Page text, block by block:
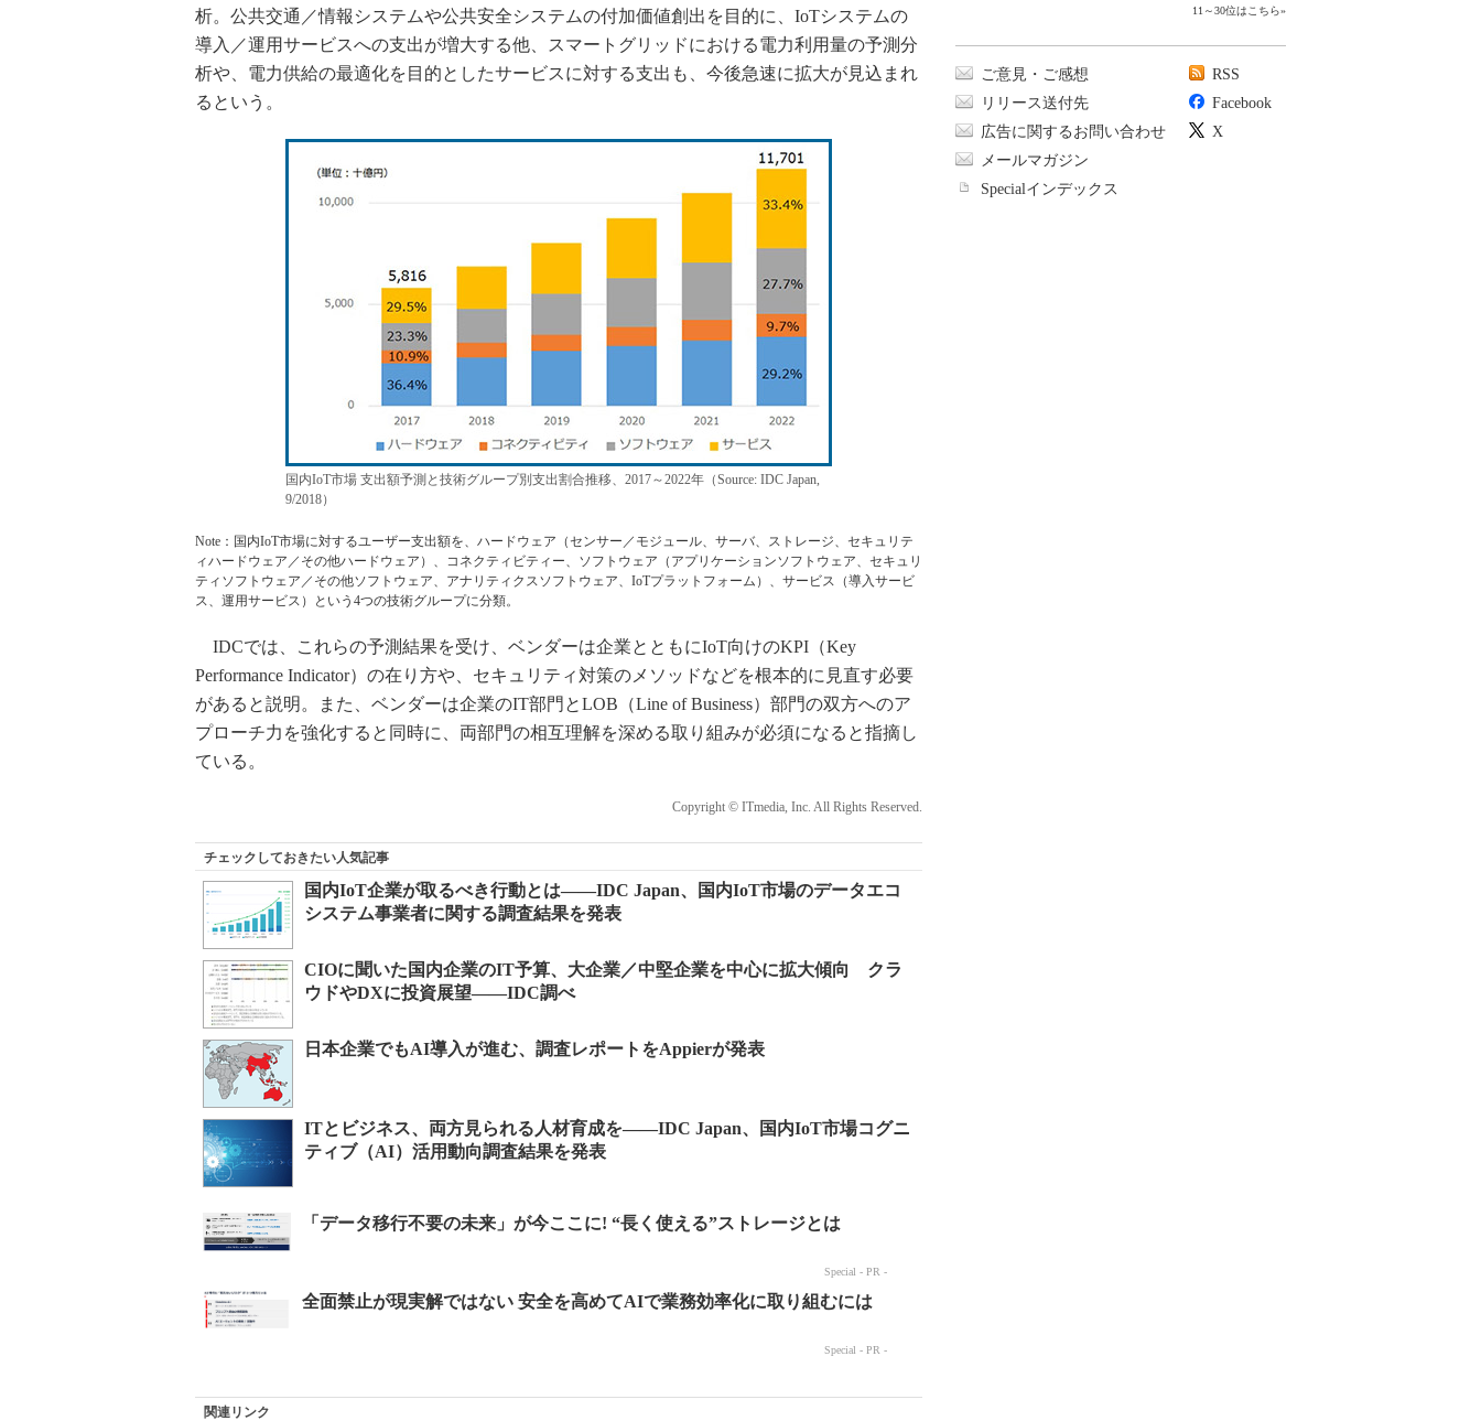
析。公共交通／情報システムや公共安全システムの付加価値創出を目的に、IoTシステムの
導入／運用サービスへの支出が増大する他、スマートグリッドにおける電力利用量の予測分
析や、電力供給の最適化を目的としたサービスに対する支出も、今後急速に拡大が見込まれ
るという。
国内IoT市場 支出額予測と技術グループ別支出割合推移、2017～2022年（Source: IDC Japan,
9/2018）
Note：国内IoT市場に対するユーザー支出額を、ハードウェア（センサー／モジュール、サーバ、ストレージ、セキュリテ
ィハードウェア／その他ハードウェア）、コネクティビティー、ソフトウェア（アプリケーションソフトウェア、セキュリ
ティソフトウェア／その他ソフトウェア、アナリティクスソフトウェア、IoTプラットフォーム）、サービス（導入サービ
ス、運用サービス）という4つの技術グループに分類。
IDCでは、これらの予測結果を受け、ベンダーは企業とともにIoT向けのKPI（Key
Performance Indicator）の在り方や、セキュリティ対策のメソッドなどを根本的に見直す必要
があると説明。また、ベンダーは企業のIT部門とLOB（Line of Business）部門の双方へのア
プローチ力を強化すると同時に、両部門の相互理解を深める取り組みが必須になると指摘し
ている。
Copyright © ITmedia, Inc. All Rights Reserved.
チェックしておきたい人気記事
国内IoT企業が取るべき行動とは――IDC Japan、国内IoT市場のデータエコ
システム事業者に関する調査結果を発表
CIOに聞いた国内企業のIT予算、大企業／中堅企業を中心に拡大傾向 クラ
ウドやDXに投資展望――IDC調べ
日本企業でもAI導入が進む、調査レポートをAppierが発表
ITとビジネス、両方見られる人材育成を――IDC Japan、国内IoT市場コグニ
ティブ（AI）活用動向調査結果を発表
関連リンク
11～30位はこちら»
ご意見・ご感想
リリース送付先
広告に関するお問い合わせ
メールマガジン
Specialインデックス
RSS
Facebook
X